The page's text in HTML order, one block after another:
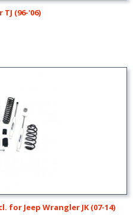
(96-'06)
for Jeep Wrangler JK (07-14)